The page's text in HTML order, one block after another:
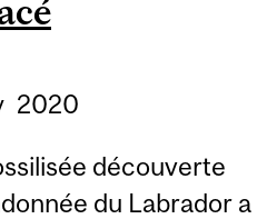
2020
découverte
du Labrador a